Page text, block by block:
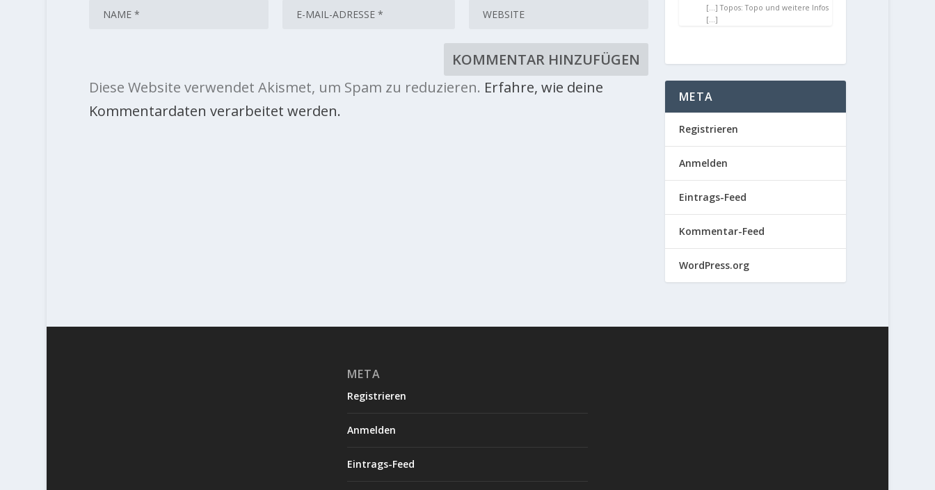
Diese Website verwendet Akismet, um Spam zu reduzieren. Erfahre, wie deine
Kommentardaten verarbeitet werden.
[…] Topos: Topo und weitere Infos
[…]
META
Registrieren
Anmelden
Eintrags-Feed
Kommentar-Feed
WordPress.org
META
Registrieren
Anmelden
Eintrags-Feed